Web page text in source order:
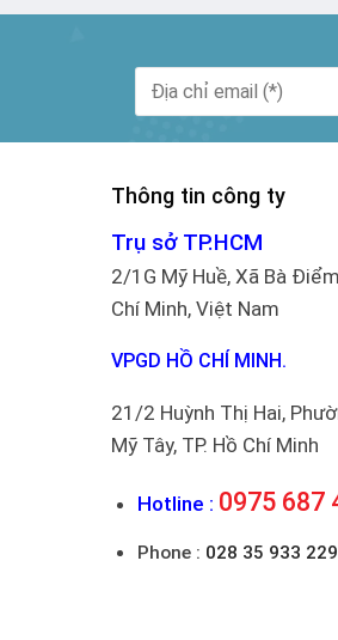
Thông tin công ty
Trụ sở TP.HCM
2/1G Mỹ Huề, Xã Bà
Chí Minh, Việt Nam
VPGD HỒ CHÍ MINH.
21/2 Huỳnh Thị Hai,
Mỹ Tây, TP. Hồ Chí Minh
Hotline : 0975 687
Phone : 028 35 933 229